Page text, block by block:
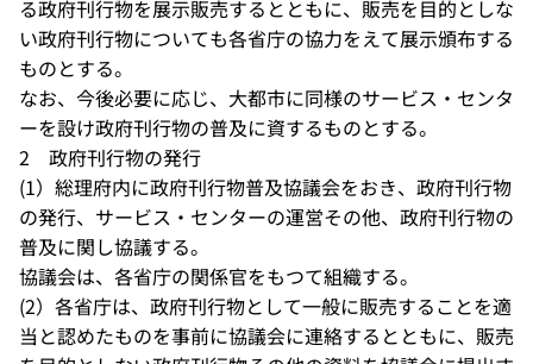
る政府刊行物を展示販売するとともに、販売を目的としな
い政府刊行物についても各省庁の協力をえて展示頒布する
ものとする。
なお、今後必要に応じ、大都市に同様のサービス・センタ
ーを設け政府刊行物の普及に資するものとする。
2 政府刊行物の発行
(1）総理府内に政府刊行物普及協議会をおき、政府刊行物
の発行、サービス・センターの運営その他、政府刊行物の
普及に関し協議する。
協議会は、各省庁の関係官をもつて組織する。
(2）各省庁は、政府刊行物として一般に販売することを適
当と認めたものを事前に協議会に連絡するとともに、販売